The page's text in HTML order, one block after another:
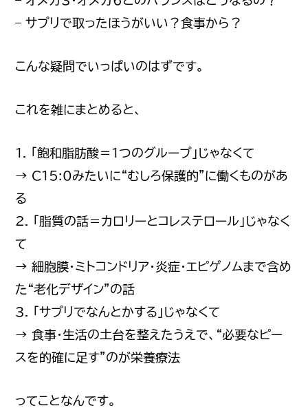
– サプリで取ったほうがいい？食事から？
こんな疑問でいっぱいのはずです。
これを雑にまとめると、
1. 「飽和脂肪酸＝1つのグループ」じゃなくて
→ C15:0みたいに“むしろ保護的”に働くものがあ
る
2. 「脂質の話＝カロリーとコレステロール」じゃなく
て
→ 細胞膜・ミトコンドリア・炎症・エピゲノムまで含め
た“老化デザイン”の話
3. 「サプリでなんとかする」じゃなくて
→ 食事・生活の土台を整えたうえで、“必要なピー
スを的確に足す”のが栄養療法
ってことなんです。